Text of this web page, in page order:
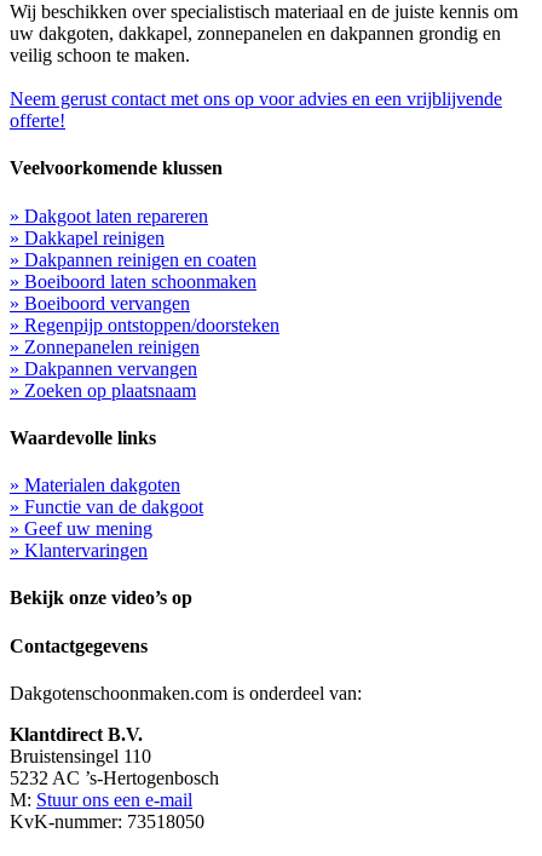
Wij beschikken over specialistisch materiaal en de juiste kennis om
uw dakgoten, dakkapel, zonnepanelen en dakpannen grondig en
veilig schoon te maken.
Neem gerust contact met ons op voor advies en een vrijblijvende
offerte!
Veelvoorkomende klussen
» Dakgoot laten repareren
» Dakkapel reinigen
» Dakpannen reinigen en coaten
» Boeiboord laten schoonmaken
» Boeiboord vervangen
» Regenpijp ontstoppen/doorsteken
» Zonnepanelen reinigen
» Dakpannen vervangen
» Zoeken op plaatsnaam
Waardevolle links
» Materialen dakgoten
» Functie van de dakgoot
» Geef uw mening
» Klantervaringen
Bekijk onze video’s op
Contactgegevens
Dakgotenschoonmaken.com is onderdeel van:
Klantdirect B.V.
Bruistensingel 110
5232 AC ’s-Hertogenbosch
M: Stuur ons een e-mail
KvK-nummer: 73518050